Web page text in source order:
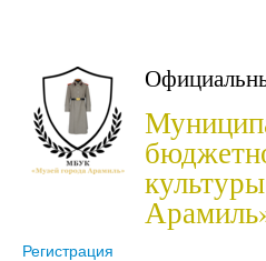
Регистрация